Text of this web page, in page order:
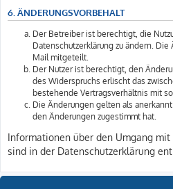
6. ÄNDERUNGSVORBEHALT
Der Betreiber ist berechtigt, die
Datenschutzerklärung zu ändern.
Mail mitgeteilt.
Der Nutzer ist berechtigt, den
des Widerspruchs erlischt das
bestehende Vertragsverhältnis mit
Die Änderungen gelten als
den Änderungen zugestimmt hat.
Informationen über den Umgang
sind in der Datenschutzerklärung